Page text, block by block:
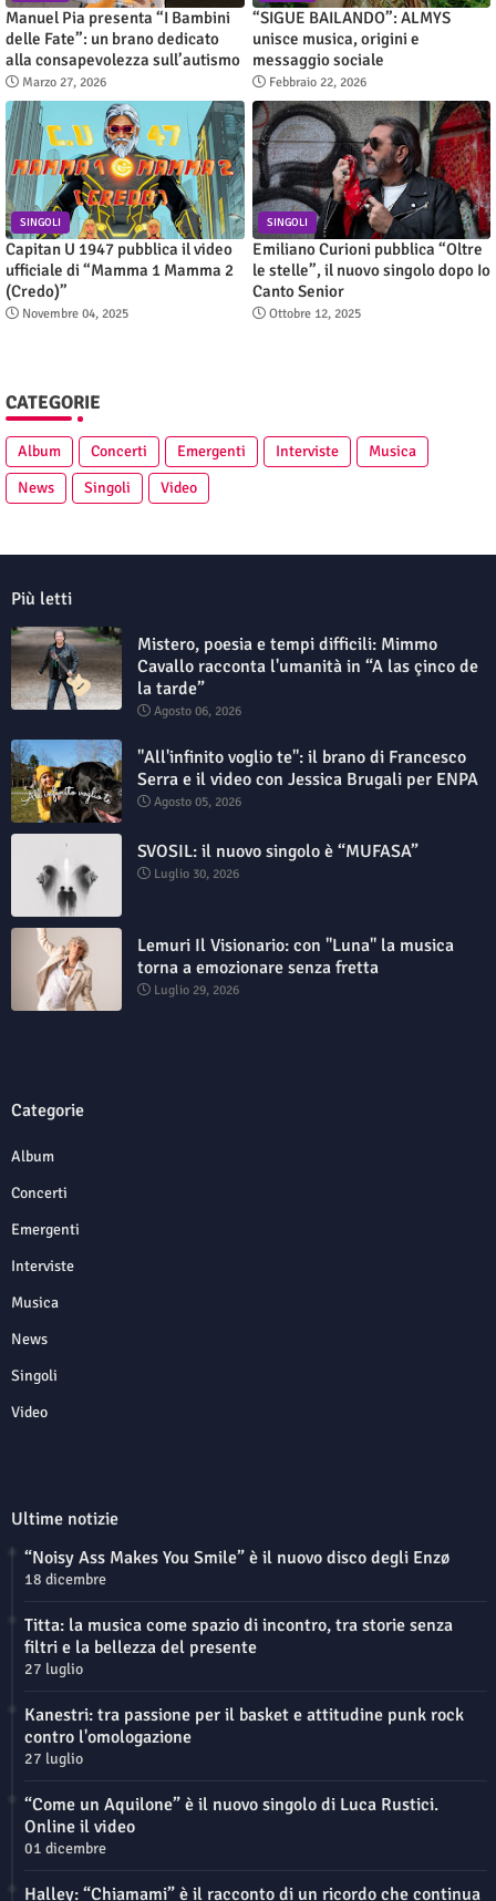
Manuel Pia presenta “I Bambini
delle Fate”: un brano dedicato
alla consapevolezza sull’autismo
Marzo 27, 2026
“SIGUE BAILANDO”: ALMYS
unisce musica, origini e
messaggio sociale
Febbraio 22, 2026
SINGOLI
Capitan U 1947 pubblica il video
ufficiale di “Mamma 1 Mamma 2
(Credo)”
Novembre 04, 2025
SINGOLI
Emiliano Curioni pubblica “Oltre
le stelle”, il nuovo singolo dopo Io
Canto Senior
Ottobre 12, 2025
CATEGORIE
Album Concerti Emergenti Interviste
Musica
News
Singoli Video
Più letti
Mistero, poesia e tempi difficili: Mimmo
Cavallo racconta l'umanità in “A las çinco de
la tarde”
Agosto 06, 2026
"All'infinito voglio te": il brano di Francesco
Serra e il video con Jessica Brugali per ENPA
Agosto 05, 2026
SVOSIL: il nuovo singolo è “MUFASA”
Luglio 30, 2026
Lemuri Il Visionario: con "Luna" la musica
torna a emozionare senza fretta
Luglio 29, 2026
Categorie
Album
Concerti
Emergenti
Interviste
Musica
News
Singoli
Video
Ultime notizie
“Noisy Ass Makes You Smile” è il nuovo disco degli Enzø
18 dicembre
Titta: la musica come spazio di incontro, tra storie senza
filtri e la bellezza del presente
27 luglio
Kanestri: tra passione per il basket e attitudine punk rock
contro l'omologazione
27 luglio
“Come un Aquilone” è il nuovo singolo di Luca Rustici.
Online il video
01 dicembre
Halley: “Chiamami” è il racconto di un ricordo che continua